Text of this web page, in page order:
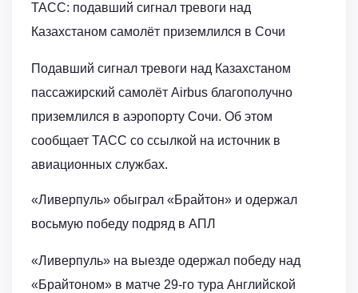
ТАСС: подавший сигнал тревоги над
Казахстаном самолёт приземлился в Сочи
Подавший сигнал тревоги над Казахстаном
пассажирский самолёт Airbus благополучно
приземлился в аэропорту Сочи. Об этом
сообщает ТАСС со ссылкой на источник в
авиационных службах.
«Ливерпуль» обыграл «Брайтон» и одержал
восьмую победу подряд в АПЛ
«Ливерпуль» на выезде одержал победу над
«Брайтоном» в матче 29-го тура Английской